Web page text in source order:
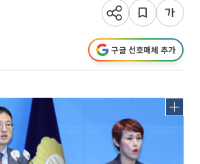
구글 선호매체 추가